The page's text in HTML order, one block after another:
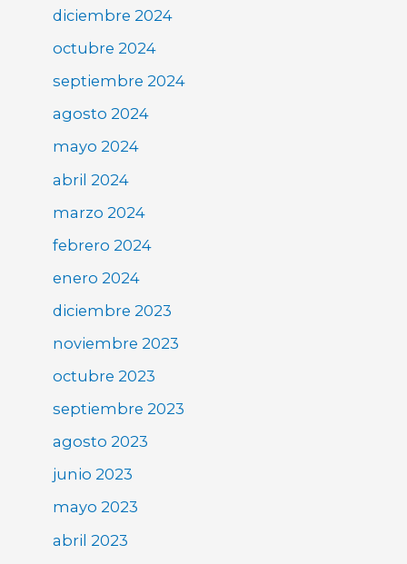
diciembre 2024
octubre 2024
septiembre 2024
agosto 2024
mayo 2024
abril 2024
marzo 2024
febrero 2024
enero 2024
diciembre 2023
noviembre 2023
octubre 2023
septiembre 2023
agosto 2023
junio 2023
mayo 2023
abril 2023